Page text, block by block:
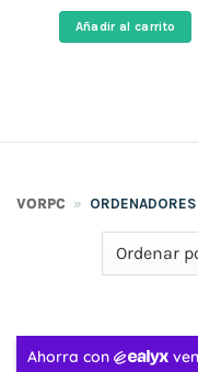
era:
660,00 €.
Añadir al carrito
VORPC »